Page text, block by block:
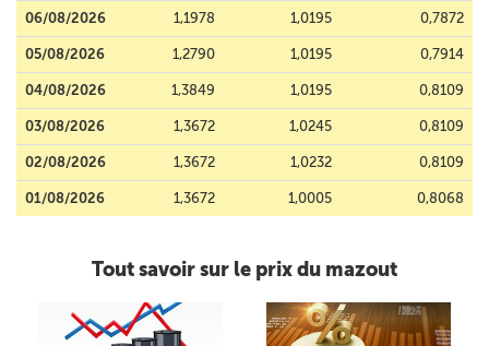
06/08/2026 1,1978 1,0195 0,7872
05/08/2026 1,2790 1,0195 0,7914
04/08/2026 1,3849 1,0195 0,8109
03/08/2026 1,3672 1,0245 0,8109
02/08/2026 1,3672 1,0232 0,8109
01/08/2026 1,3672 1,0005 0,8068
Tout savoir sur le prix du mazout